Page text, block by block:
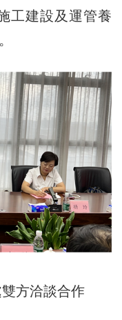
工建設及運管養
方洽談合作